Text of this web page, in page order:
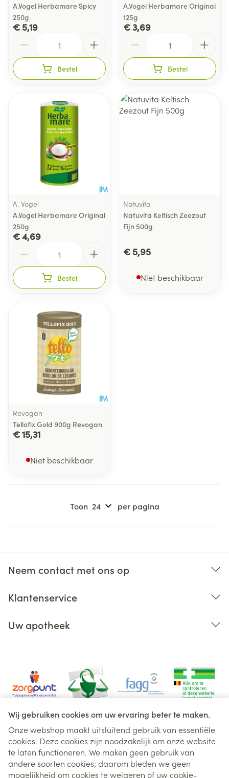
Wij gebruiken cookies om uw ervaring beter te maken.
Onze webshop maakt uitsluitend gebruik van essentiële
cookies. Deze cookies zijn noodzakelijk om onze website
te laten functioneren. We maken geen gebruik van
andere soorten cookies; daarom bieden we geen
mogelijkheid om cookies te weigeren of uw cookie-
A.Vogel Herbamare Spicy
250g
€ 5,19
Bestel
A.Vogel Herbamare Original
125g
€ 3,69
Bestel
A. Vogel
A.Vogel Herbamare Original
250g
€ 4,69
Bestel
Natuvita
Natuvita Keltisch Zeezout
Fijn 500g
€ 5,95
Niet beschikbaar
Revogan
Tellofix Gold 900g Revogan
€ 15,31
Niet beschikbaar
Toon per pagina
Neem contact met ons op
Klantenservice
Uw apotheek
Juridische links